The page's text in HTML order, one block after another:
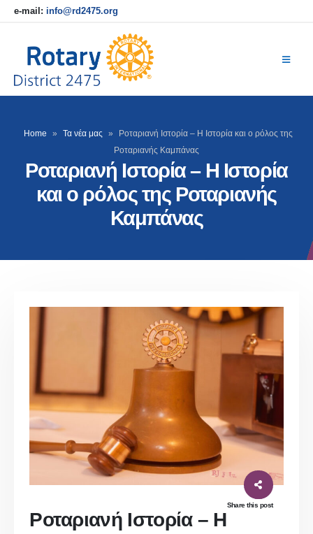
e-mail: info@rd2475.org
Home » Τα νέα μας »
Ροταριανή Ιστορία – Η Ιστορία και ο ρόλος της
Ροταριανής Καμπάνας
Ροταριανή Ιστορία – Η Ιστορία
και ο ρόλος της Ροταριανής
Καμπάνας
Share this post
Ροταριανή Ιστορία – Η